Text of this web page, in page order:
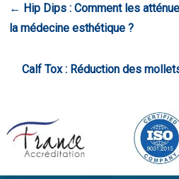
← Hip Dips : Comment les
la médecine esthétique ?
Calf Tox : Réduction des